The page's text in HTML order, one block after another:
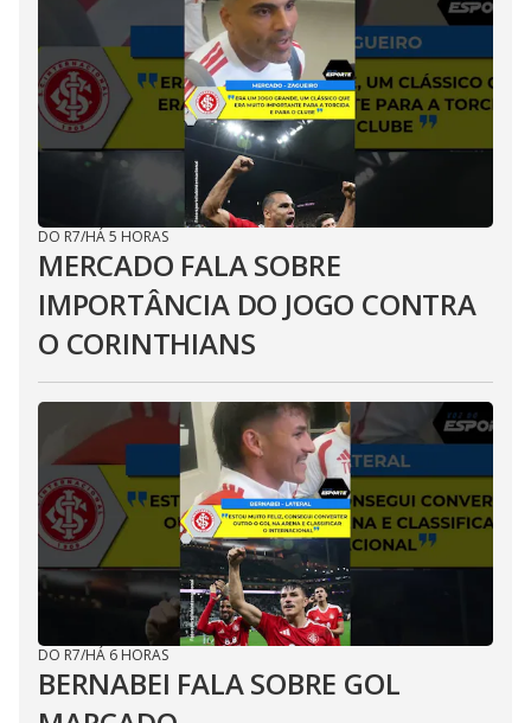
DO R7/HÁ 5 HORAS
MERCADO FALA SOBRE
IMPORTÂNCIA DO JOGO CONTRA
O CORINTHIANS
DO R7/HÁ 6 HORAS
BERNABEI FALA SOBRE GOL